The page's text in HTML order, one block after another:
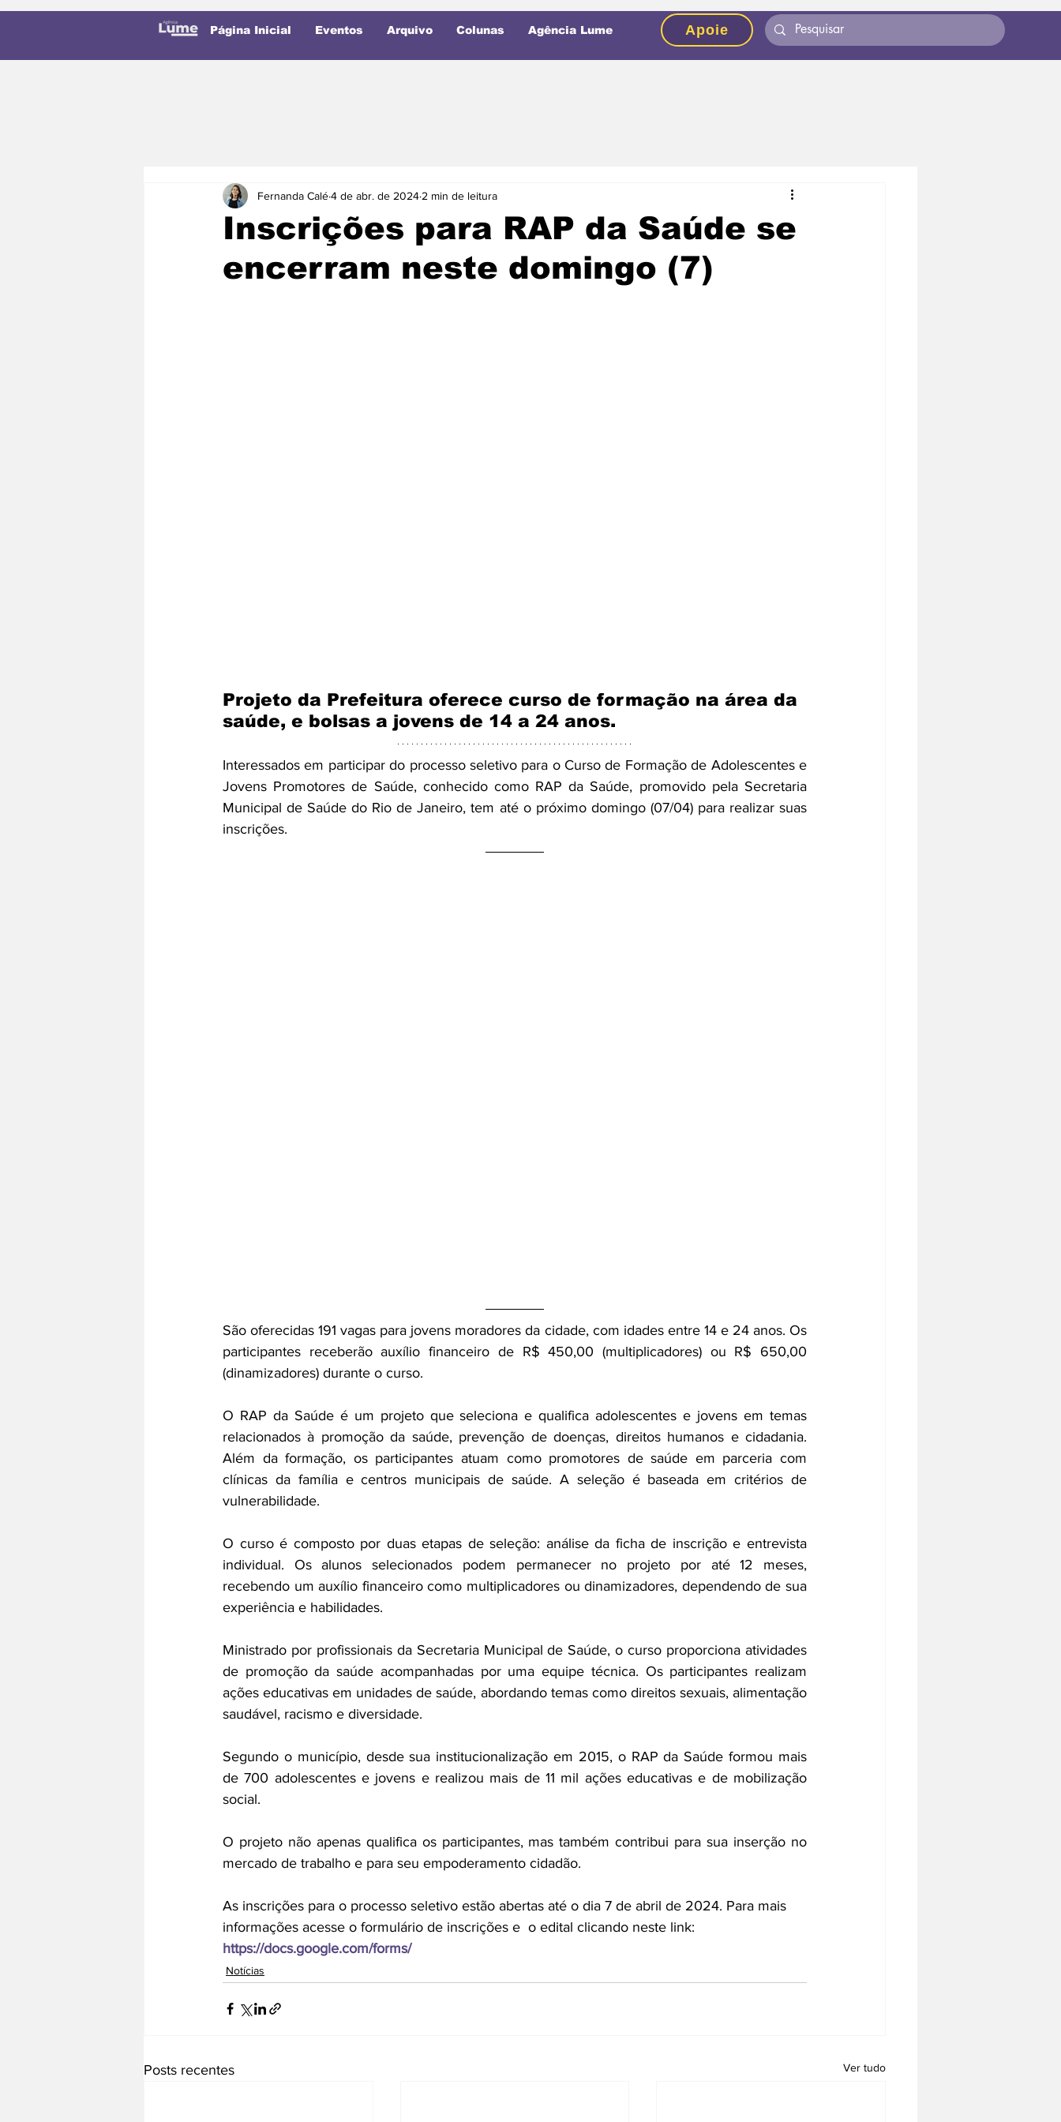
Página Inicial Eventos Arquivo Colunas Agência Lume Apoie
Inscrições para RAP da Saúde se
encerram neste domingo (7)
Fernanda Calé4 de abr. de 2024 2 min de leitura
Projeto da Prefeitura oferece curso de formação na área da
saúde, e bolsas a jovens de 14 a 24 anos.
Interessados em participar do processo seletivo para o Curso de Formação de Adolescentes e
Jovens Promotores de Saúde, conhecido como RAP da Saúde, promovido pela Secretaria
Municipal de Saúde do Rio de Janeiro, tem até o próximo domingo (07/04) para realizar suas
inscrições.
São oferecidas 191 vagas para jovens moradores da cidade, com idades entre 14 e 24 anos. Os
participantes receberão auxílio financeiro de R$ 450,00 (multiplicadores) ou R$ 650,00
(dinamizadores) durante o curso.
O RAP da Saúde é um projeto que seleciona e qualifica adolescentes e jovens em temas
relacionados à promoção da saúde, prevenção de doenças, direitos humanos e cidadania.
Além da formação, os participantes atuam como promotores de saúde em parceria com
clínicas da família e centros municipais de saúde. A seleção é baseada em critérios de
vulnerabilidade.
O curso é composto por duas etapas de seleção: análise da ficha de inscrição e entrevista
individual. Os alunos selecionados podem permanecer no projeto por até 12 meses,
recebendo um auxílio financeiro como multiplicadores ou dinamizadores, dependendo de sua
experiência e habilidades.
Ministrado por profissionais da Secretaria Municipal de Saúde, o curso proporciona atividades
de promoção da saúde acompanhadas por uma equipe técnica. Os participantes realizam
ações educativas em unidades de saúde, abordando temas como direitos sexuais, alimentação
saudável, racismo e diversidade.
Segundo o município, desde sua institucionalização em 2015, o RAP da Saúde formou mais
de 700 adolescentes e jovens e realizou mais de 11 mil ações educativas e de mobilização
social.
O projeto não apenas qualifica os participantes, mas também contribui para sua inserção no
mercado de trabalho e para seu empoderamento cidadão.
As inscrições para o processo seletivo estão abertas até o dia 7 de abril de 2024. Para mais
informações acesse o formulário de inscrições e  o edital clicando neste link:
https://docs.google.com/forms/
Notícias
Posts recentes Ver tudo